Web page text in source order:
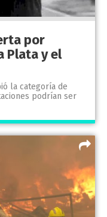
por
Plata y el
la categoría de
podrían ser